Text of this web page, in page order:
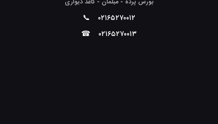
۰۲۱۶۵۲۷۰۰۱۲ 📞
۰۲۱۶۵۲۷۰۰۱۳ ☎